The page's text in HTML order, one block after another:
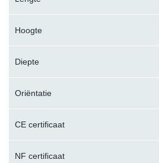
Hoogte
Diepte
Oriëntatie
CE certificaat
NF certificaat